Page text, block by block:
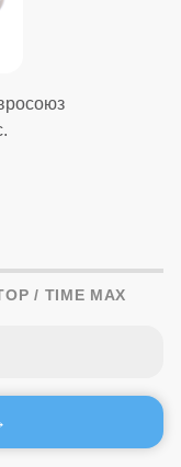
/ TIME MAX